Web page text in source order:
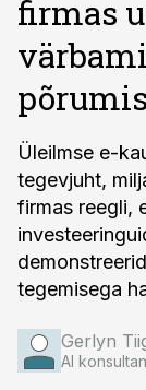
firmas
Üleilmse e-
tegevjuht,
firmas reegli,
tegemisega
Gerlyn
AI